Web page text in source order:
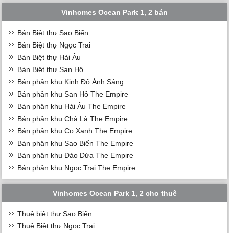
Vinhomes Ocean Park 1, 2 bán
Bán Biệt thự Sao Biển
Bán Biệt thự Ngọc Trai
Bán Biệt thự Hải Âu
Bán Biệt thự San Hô
Bán phân khu Kinh Đô Ánh Sáng
Bán phân khu San Hô The Empire
Bán phân khu Hải Âu The Empire
Bán phân khu Chà Là The Empire
Bán phân khu Cọ Xanh The Empire
Bán phân khu Sao Biển The Empire
Bán phân khu Đảo Dừa The Empire
Bán phân khu Ngọc Trai The Empire
Vinhomes Ocean Park 1, 2 cho thuê
Thuê biệt thự Sao Biển
Thuê Biệt thự Ngọc Trai